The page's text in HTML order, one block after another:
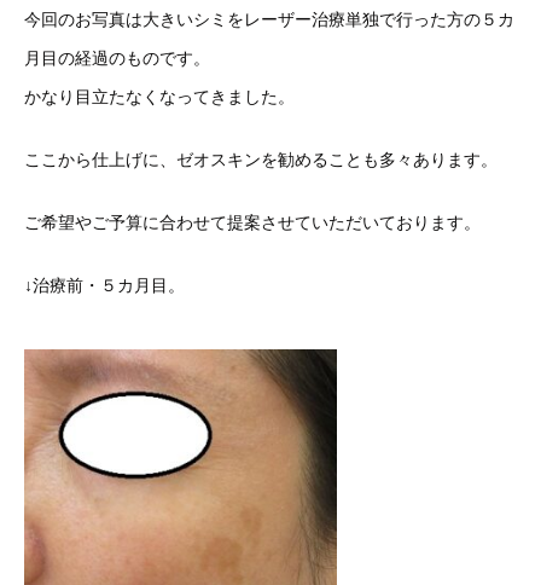
今回のお写真は大きいシミをレーザー治療単独で行った方の５カ
月目の経過のものです。
かなり目立たなくなってきました。
ここから仕上げに、ゼオスキンを勧めることも多々あります。
ご希望やご予算に合わせて提案させていただいております。
↓治療前・５カ月目。